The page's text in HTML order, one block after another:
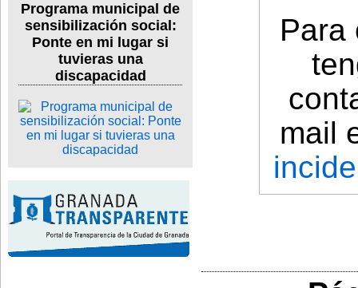
Programa municipal de
sensibilización social:
Ponte en mi lugar si
tuvieras una
discapacidad
Para
mail